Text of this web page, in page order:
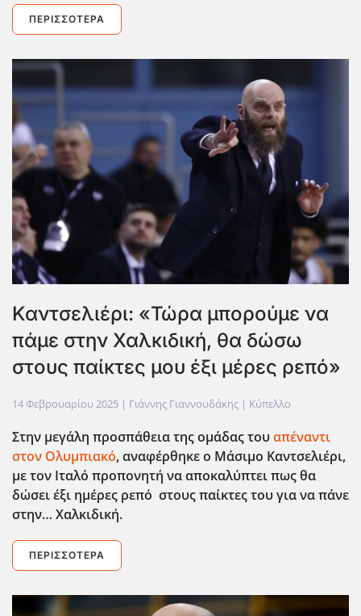
ΠΕΡΙΣΣΌΤΕΡΑ
Καντσελιέρι: «Τώρα μπορούμε να
πάμε στην Χαλκιδική, θα δώσω
στους παίκτες μου έξι μέρες ρεπό»
14 Φεβρουαρίου 2025 | Γιάννης Γιαννουδάκης | Κύπελλο
Στην μεγάλη προσπάθεια της ομάδας τουαπέναντι
στον Ολυμπιακό, αναφέρθηκε ο Μάσιμο Καντσελιέρι,
με τον Ιταλό προπονητή να αποκαλύπτει πως θα
δώσει έξι ημέρες ρεπό στους παίκτες του για να πάνε
στην… Χαλκιδική.
ΠΕΡΙΣΣΌΤΕΡΑ